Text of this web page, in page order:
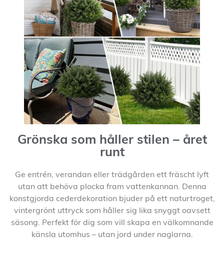
Grönska som håller stilen – året
runt
Ge entrén, verandan eller trädgården ett fräscht lyft
utan att behöva plocka fram vattenkannan. Denna
konstgjorda cederdekoration bjuder på ett naturtroget,
vintergrönt uttryck som håller sig lika snyggt oavsett
säsong. Perfekt för dig som vill skapa en välkomnande
känsla utomhus – utan jord under naglarna.